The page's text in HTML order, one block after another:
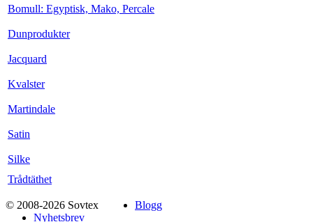
Bomull: Egyptisk, Mako, Percale
Dunprodukter
Jacquard
Kvalster
Martindale
Satin
Silke
Trådtäthet
© 2008-2026 Sovtex
Blogg
Nyhetsbrev